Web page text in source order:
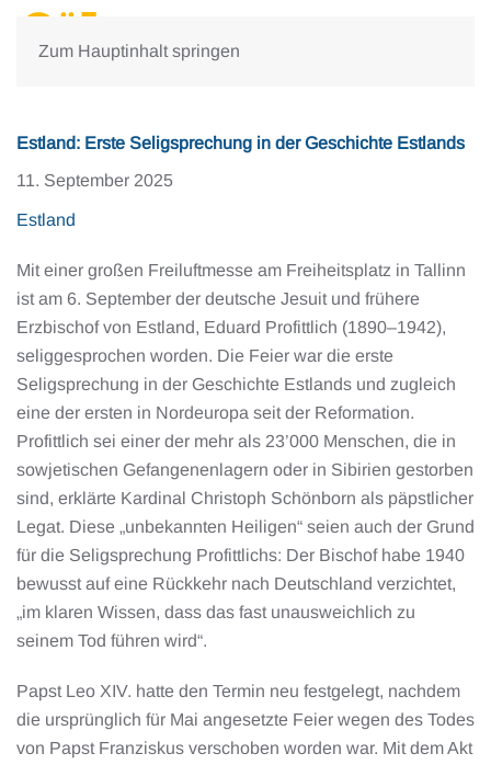
Zum Hauptinhalt springen
Estland: Erste Seligsprechung in der Geschichte Estlands
11. September 2025
Estland
Mit einer großen Freiluftmesse am Freiheitsplatz in Tallinn
ist am 6. September der deutsche Jesuit und frühere
Erzbischof von Estland, Eduard Profittlich (1890–1942),
seliggesprochen worden. Die Feier war die erste
Seligsprechung in der Geschichte Estlands und zugleich
eine der ersten in Nordeuropa seit der Reformation.
Profittlich sei einer der mehr als 23’000 Menschen, die in
sowjetischen Gefangenenlagern oder in Sibirien gestorben
sind, erklärte Kardinal Christoph Schönborn als päpstlicher
Legat. Diese „unbekannten Heiligen“ seien auch der Grund
für die Seligsprechung Profittlichs: Der Bischof habe 1940
bewusst auf eine Rückkehr nach Deutschland verzichtet,
„im klaren Wissen, dass das fast unausweichlich zu
seinem Tod führen wird“.
Papst Leo XIV. hatte den Termin neu festgelegt, nachdem
die ursprünglich für Mai angesetzte Feier wegen des Todes
von Papst Franziskus verschoben worden war. Mit dem Akt